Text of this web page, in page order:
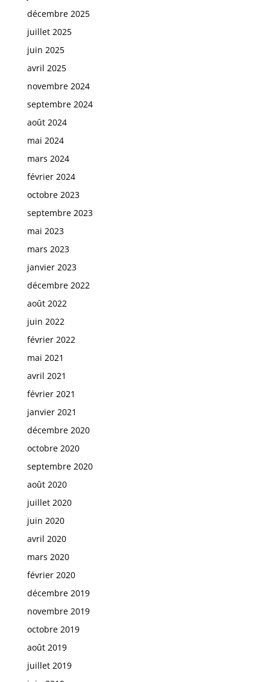
décembre 2025
juillet 2025
juin 2025
avril 2025
novembre 2024
septembre 2024
août 2024
mai 2024
mars 2024
février 2024
octobre 2023
septembre 2023
mai 2023
mars 2023
janvier 2023
décembre 2022
août 2022
juin 2022
février 2022
mai 2021
avril 2021
février 2021
janvier 2021
décembre 2020
octobre 2020
septembre 2020
août 2020
juillet 2020
juin 2020
avril 2020
mars 2020
février 2020
décembre 2019
novembre 2019
octobre 2019
août 2019
juillet 2019